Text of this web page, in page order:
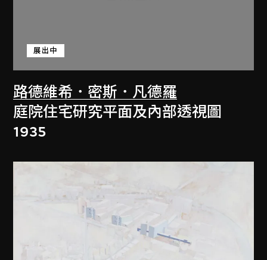
路德維希．密斯．凡德羅
展出中
庭院住宅研究平面及內部透視圖
1935